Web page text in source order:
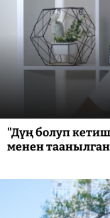
"Дүң болуп
менен